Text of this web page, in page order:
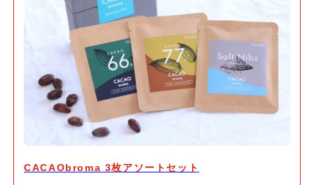
CACAObroma 3枚アソートセット